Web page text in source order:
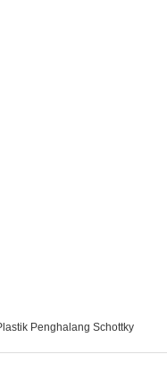
Penghalang Schottky